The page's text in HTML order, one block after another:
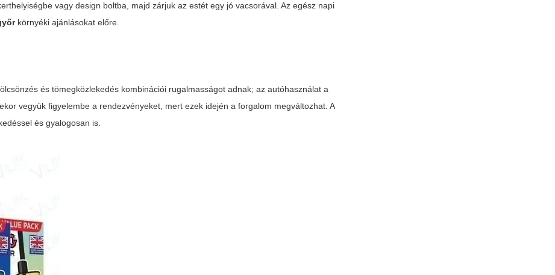
vagy design boltba, majd zárjuk az estét egy jó vacsorával. Az egész napi
környéki ajánlásokat előre.
és tömegközlekedés kombinációi rugalmasságot adnak; az autóhasználat a
vegyük figyelembe a rendezvényeket, mert ezek idején a forgalom megváltozhat. A
és gyalogosan is.